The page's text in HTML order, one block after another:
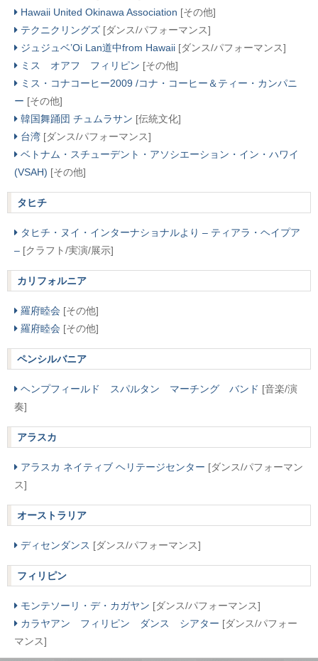
Hawaii United Okinawa Association [その他]
テクニクリングズ [ダンス/パフォーマンス]
ジュジュベ’Oi Lan道中from Hawaii [ダンス/パフォーマンス]
ミス オアフ フィリピン [その他]
ミス・コナコーヒー2009 /コナ・コーヒー＆ティー・カンパニ
ー [その他]
韓国舞踊団 チュムラサン [伝統文化]
台湾 [ダンス/パフォーマンス]
ベトナム・スチューデント・アソシエーション・イン・ハワイ
(VSAH) [その他]
タヒチ
タヒチ・ヌイ・インターナショナルより – ティアラ・ヘイプア
– [クラフト/実演/展示]
カリフォルニア
羅府睦会 [その他]
羅府睦会 [その他]
ペンシルバニア
ヘンプフィールド スパルタン マーチング バンド [音楽/演
奏]
アラスカ
アラスカ ネイティブ ヘリテージセンター [ダンス/パフォーマン
ス]
オーストラリア
ディセンダンス [ダンス/パフォーマンス]
フィリピン
モンテソーリ・デ・カガヤン [ダンス/パフォーマンス]
カラヤアン フィリピン ダンス シアター [ダンス/パフォー
マンス]